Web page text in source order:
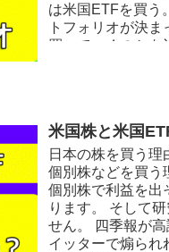
は米国ETFを買う
トフォリオが決
買っていくのかを
種NISAと確定拠
す。 買うのは米
万円程度で一気に
のか？ 分散投
（除く日本）
当 NISA SPYD
米国株と米国
日本の株を買う
個別株などを買う
個別株で利益を出
ります。 そして
せん。 四季報が
イッターで煽られ